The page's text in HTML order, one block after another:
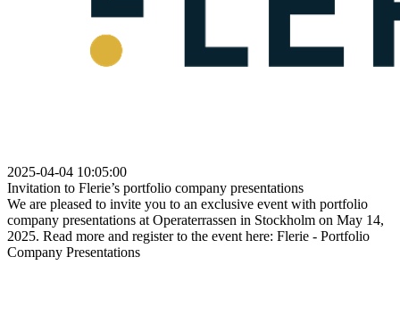
2025-04-04 10:05:00
Invitation to Flerie’s portfolio company presentations
We are pleased to invite you to an exclusive event with portfolio
company presentations at Operaterrassen in Stockholm on May 14,
2025. Read more and register to the event here: Flerie - Portfolio
Company Presentations